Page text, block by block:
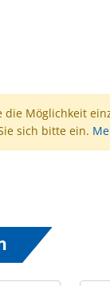
die Möglichkeit
sich bitte ein.